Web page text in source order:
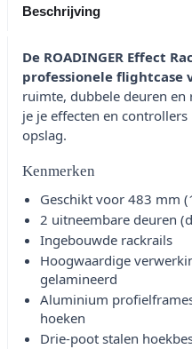
Beschrijving
De ROADINGER Effect
professionele flightcase
ruimte, dubbele deuren en
je je effecten en
opslag.
Kenmerken
Geschikt voor 483 mm
2 uitneembare deuren
Ingebouwde rackrails
Hoogwaardige
gelamineerd
Aluminium
hoeken
Drie-poot stalen